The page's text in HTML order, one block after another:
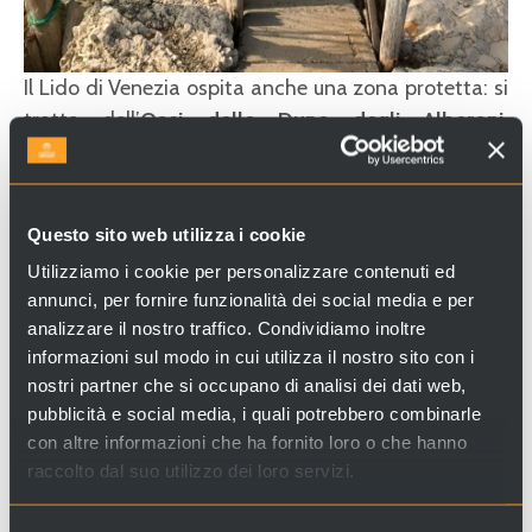
Questo sito web utilizza i cookie
Utilizziamo i cookie per personalizzare contenuti ed
annunci, per fornire funzionalità dei social media e per
analizzare il nostro traffico. Condividiamo inoltre
informazioni sul modo in cui utilizza il nostro sito con i
nostri partner che si occupano di analisi dei dati web,
pubblicità e social media, i quali potrebbero combinarle
con altre informazioni che ha fornito loro o che hanno
raccolto dal suo utilizzo dei loro servizi.
Il Lido di Venezia ospita anche una zona protetta: si
tratta dell’Oasi delle Dune degli Alberoni,
composta da una vasta distesa sabbiosa e da una
pineta. Un luogo assolutamente da visitare per chi si
puoi raggiungere la strada dei
in pietra d’Istria costruita per proteggere l’isola
dall’erosione del mare. Qui potrai decidere se
goderti una rigenerante passeggiata ascoltando il
suono delle onde oppure distenderti sui sassi bianchi
e rilassarti prendendo il sole.
6. Aperitivo a bordo piscina